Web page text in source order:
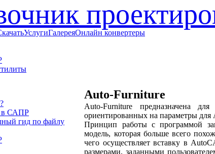
УслугиГалереяОнлайн конвертеры
в САПР
гид по файлу
Auto-Furniture
Auto-Furniture предназначена
ориентированных на параметры
Принцип работы с программой
модель, которая больше всего
чего осуществляет вставку в
размерами, заданными